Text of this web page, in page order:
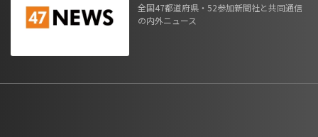
全国47都道府県・52参加新聞社と共同通信
の内外ニュース